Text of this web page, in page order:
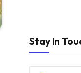
Stay In